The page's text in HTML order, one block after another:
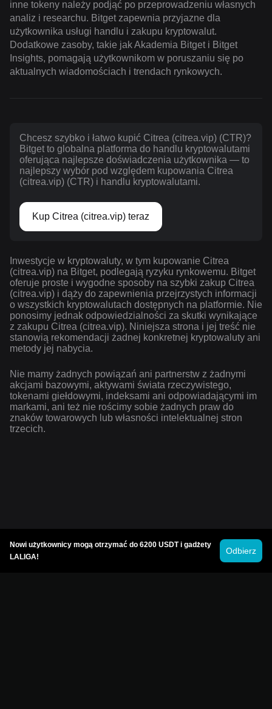
inne tokeny należy podjąć po przeprowadzeniu własnych
analiz i researchu. Bitget zapewnia przyjazne dla
użytkownika usługi handlu i zakupu kryptowalut.
Dodatkowe zasoby, takie jak Akademia Bitget i Bitget
Insights, pomagają użytkownikom w poruszaniu się po
aktualnych wiadomościach i trendach rynkowych.
Chcesz szybko i łatwo kupić Citrea (citrea.vip) (CTR)?
Bitget to globalna platforma do handlu kryptowalutami
oferująca najlepsze doświadczenia użytkownika — to
najlepszy wybór pod względem kupowania Citrea
(citrea.vip) (CTR) i handlu kryptowalutami.
Kup Citrea (citrea.vip) teraz
Inwestycje w kryptowaluty, w tym kupowanie Citrea
(citrea.vip) na Bitget, podlegają ryzyku rynkowemu. Bitget
oferuje proste i wygodne sposoby na szybki zakup Citrea
(citrea.vip) i dąży do zapewnienia przejrzystych informacji
o wszystkich kryptowalutach dostępnych na platformie. Nie
ponosimy jednak odpowiedzialności za skutki wynikające
z zakupu Citrea (citrea.vip). Niniejsza strona i jej treść nie
stanowią rekomendacji żadnej konkretnej kryptowaluty ani
metody jej nabycia.
Nie mamy żadnych powiązań ani partnerstw z żadnymi
akcjami bazowymi, aktywami świata rzeczywistego,
tokenami giełdowymi, indeksami ani odpowiadającymi im
markami, ani też nie rościmy sobie żadnych praw do
znaków towarowych lub własności intelektualnej stron
trzecich.
Nowi użytkownicy mogą otrzymać do 6200 USDT i gadżety
LALIGA!
Odbierz